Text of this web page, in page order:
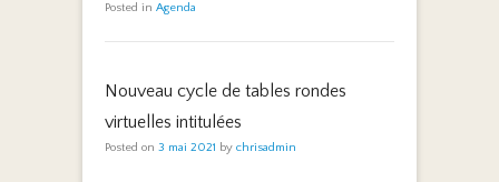
Posted in Agenda
Nouveau cycle de tables rondes
virtuelles intitulées
Posted on 3 mai 2021 by chrisadmin